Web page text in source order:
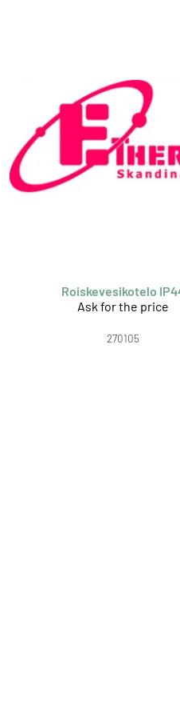
Roiskevesikotelo
Ask for the price
270105